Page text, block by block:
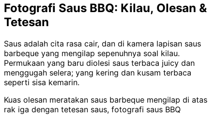
Fotografi Saus BBQ: Kilau, Olesan &
Tetesan
Saus adalah cita rasa cair, dan di kamera lapisan saus
barbeque yang mengilap sepenuhnya soal kilau.
Permukaan yang baru diolesi saus terbaca juicy dan
menggugah selera; yang kering dan kusam terbaca
seperti sisa kemarin.
Kuas olesan meratakan saus barbeque mengilap di atas
rak iga dengan tetesan saus, fotografi saus BBQ